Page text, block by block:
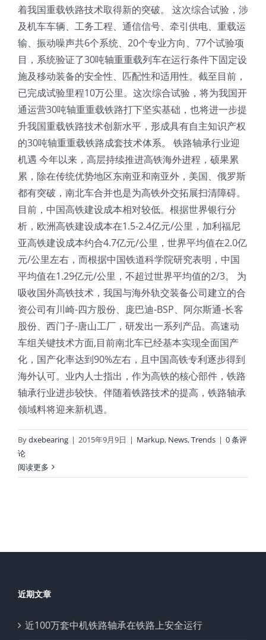
着我国重载铁路技术取得新的突破。 这次综合试验，涉
及机车车辆、工务工程、通信信号、牵引供电、重载运
输、振动噪声共6个系统、20个专业方向、77个试验项
目，系统验证了30吨轴重重载列车在运行条件下固定设
施及移动装备的安全性、匹配性和适用性。截至目前，
已完成试验里程10万公里。这次综合试验，将为我国开
通运营30吨轴重重载铁路打下坚实基础，也将进一步提
升我国重载铁路技术创新水平，形成具有自主知识产权
的30吨轴重重载铁路成套技术体系。 铁路轴承行业迎
机遇 今年以来，高层持续推进高铁海外进程，硕果累
累，除在传统优势地区东南亚和南亚外，美国、俄罗斯
都有突破，南北车合并也是为高铁外交拓展扫清障碍。
目前，中国高铁建设成本相对较低。根据世界银行分
析，欧洲高铁建设成本在1.5-2.4亿元/公里，加利福尼
亚高铁建设成本约合4.7亿元/公里，世界平均值在2.0亿
元/公里左右，而根据中国铁道科学院研究表明，中国
平均值在1.29亿元/公里，不超过世界平均值的2/3。 为
吸收国外高铁技术，我国与海外轨交装备公司建立的合
资公司有川崎-四方股份、庞巴迪-BSP、阿尔斯通-长客
股份、西门子-唐山工厂，研发出一系列产品。高速动
车组关键技术方面,目前南北车已经基本实现全面国产
化，国产化率达到90%左右，且中国高铁专利逐步得到
海外认可。业内人士指出，作为高铁的核心部件，铁路
轴承行业进步较快。伴随着铁路技术的提高，铁路轴承
领域料将迎来新机遇。
Bydxebearing | 2015年9月9日 | Markup, News,Trends | 0 条评
论
阅读更多
近期文章
近100万套中机铁路轴承在铁路上安全运行